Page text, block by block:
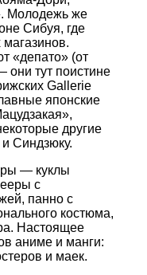
Молодежь же
Сибуя, где
«депато» (от
они тут поистине
Gallerie
японские
другие
Синдзюку.
— куклы
с
панно с
костюма,
Настоящее
аниме и манги:
и маек.